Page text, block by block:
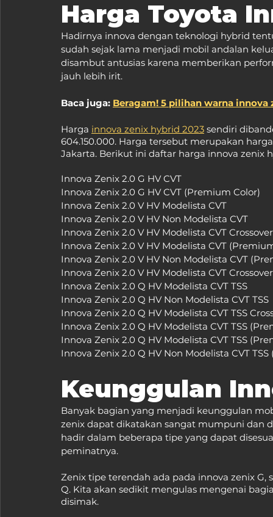
Harga Toyota
Hadirnya innova dengan teknologi hybrid
sudah sejak lama menjadi mobil andalan
disambut antusias karena memberikan
jauh lebih irit.
Baca juga: Beragam! 5 pilihan warna innova
Harga innova zenix hybrid 2023 sendiri
604.150.000. Harga tersebut merupakan
Jakarta. Berikut ini daftar harga innova zenix
Keunggulan
Banyak bagian yang menjadi keunggulan
zenix dapat dikatakan sangat mumpuni dan
hadir dalam beberapa tipe yang dapat
peminatnya.
Zenix tipe terendah ada pada innova zenix
Q. Kita akan sedikit mengulas mengenai
disimak.